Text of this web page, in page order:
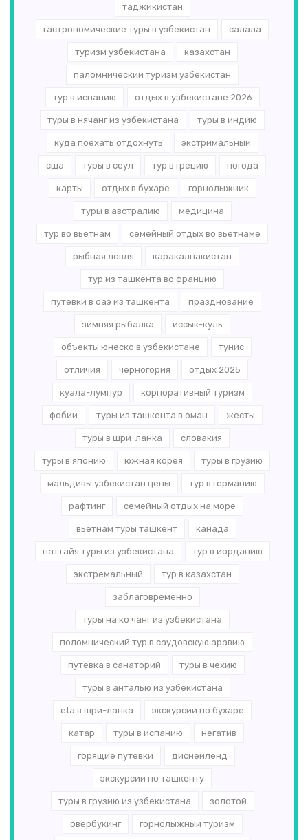
таджикистан
гастрономические туры в узбекистан салала
туризм узбекистана казахстан
паломнический туризм узбекистан
тур в испанию отдых в узбекистане 2026
туры в нячанг из узбекистана туры в индию
куда поехать отдохнуть экстримальный
сша туры в сеул тур в грецию погода
карты отдых в бухаре горнолыжник
туры в австралию медицина
тур во вьетнам семейный отдых во вьетнаме
рыбная ловля каракалпакистан
тур из ташкента во францию
путевки в оаэ из ташкента празднование
зимняя рыбалка иссык-куль
объекты юнеско в узбекистане тунис
отличия черногория отдых 2025
куала-лумпур корпоративный туризм
фобии туры из ташкента в оман жесты
туры в шри-ланка словакия
туры в японию южная корея туры в грузию
мальдивы узбекистан цены тур в германию
рафтинг семейный отдых на море
вьетнам туры ташкент канада
паттайя туры из узбекистана тур в иорданию
экстремальный тур в казахстан
заблаговременно
туры на ко чанг из узбекистана
поломнический тур в саудовскую аравию
путевка в санаторий туры в чехию
туры в анталью из узбекистана
eta в шри-ланка экскурсии по бухаре
катар туры в испанию негатив
горящие путевки диснейленд
экскурсии по ташкенту
туры в грузию из узбекистана золотой
овербукинг горнолыжный туризм